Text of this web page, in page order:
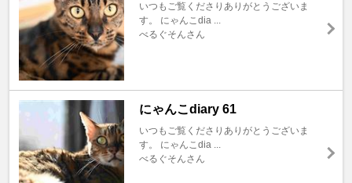
いつもご覧くださりありがとうございま
す。 にゃんこdia ...
べるぐそんさん
にゃんこdiary 61
いつもご覧くださりありがとうございま
す。 にゃんこdia ...
べるぐそんさん